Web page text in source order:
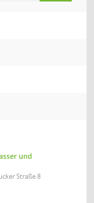
und
Straße 8